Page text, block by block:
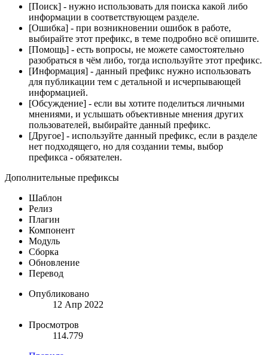
[Поиск] - нужно использовать для поиска какой либо
информации в соответствующем разделе.
[Ошибка] - при возникновении ошибок в работе,
выбирайте этот префикс, в теме подробно всё опишите.
[Помощь] - есть вопросы, не можете самостоятельно
разобраться в чём либо, тогда используйте этот префикс.
[Информация] - данный префикс нужно использовать
для публикации тем с детальной и исчерпывающей
информацией.
[Обсуждение] - если вы хотите поделиться личными
мнениями, и услышать объективные мнения других
пользователей, выбирайте данный префикс.
[Другое] - используйте данный префикс, если в разделе
нет подходящего, но для создании темы, выбор
префикса - обязателен.
Дополнительные префиксы
Шаблон
Релиз
Плагин
Компонент
Модуль
Сборка
Обновление
Перевод
Опубликовано
12 Апр 2022
Просмотров
114.779